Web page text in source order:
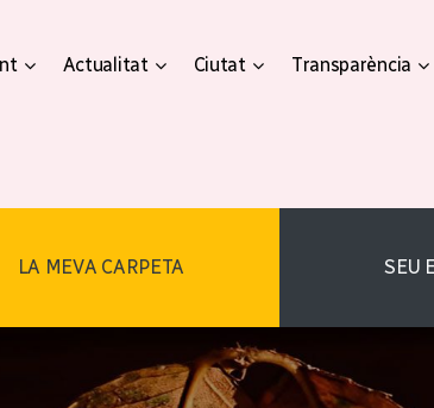
Actualitat Ciutat Transparència
LA MEVA CARPETA SEU